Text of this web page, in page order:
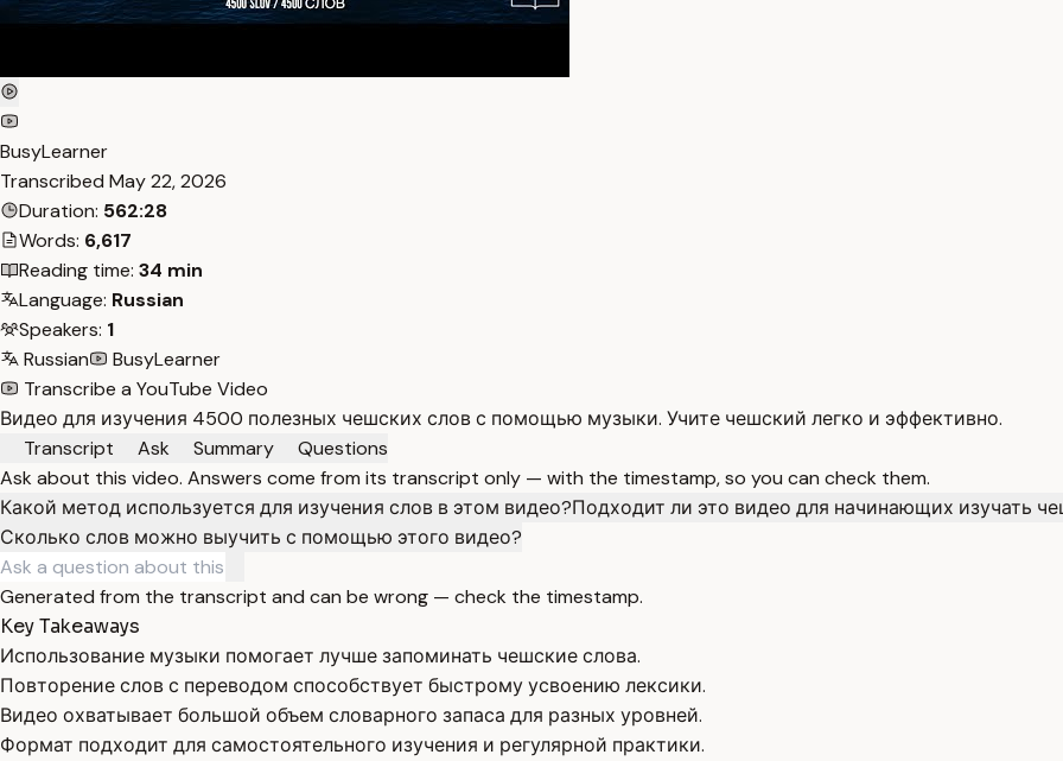
BusyLearner
Transcribed May 22, 2026
Duration: 562:28
Words: 6,617
Reading time: 34 min
Language: Russian
Speakers: 1
Russian
BusyLearner
Transcribe a YouTube Video
Видео для изучения 4500 полезных чешских слов с помощью музыки. Учите чешский легко и эффективно.
Transcript
Ask Summary
Questions
Ask about this video. Answers come from its transcript only — with the timestamp, so you can check them.
Какой метод используется для изучения слов в этом видео?Подходит ли это видео для начинающих изучать
Сколько слов можно выучить с помощью этого видео?
Generated from the transcript and can be wrong — check the timestamp.
Key Takeaways
Использование музыки помогает лучше запоминать чешские слова.
Повторение слов с переводом способствует быстрому усвоению лексики.
Видео охватывает большой объем словарного запаса для разных уровней.
Формат подходит для самостоятельного изучения и регулярной практики.